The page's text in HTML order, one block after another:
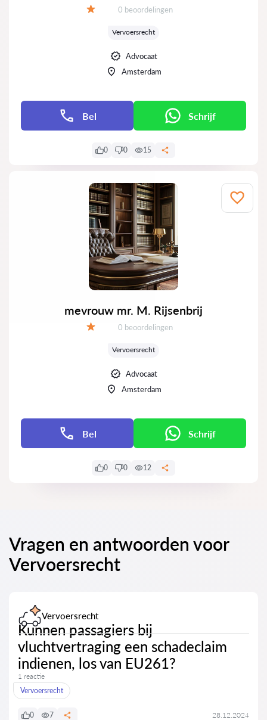
Getuigenissen:
0 beoordelingen
Vervoersrecht
Advocaat
Amsterdam
Bel Schrijf
0 0 15
mevrouw mr. M. Rijsenbrij
Getuigenissen:
0 beoordelingen
Vervoersrecht
Advocaat
Amsterdam
Bel Schrijf
0 0 12
Vragen en antwoorden voor
Vervoersrecht
Vervoersrecht
Kunnen passagiers bij
vluchtvertraging een schadeclaim
indienen, los van EU261?
1 reactie
Vervoersrecht
0 7 28.12.2024